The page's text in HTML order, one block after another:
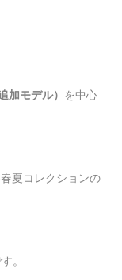
加モデル） を中心
夏コレクションの
。